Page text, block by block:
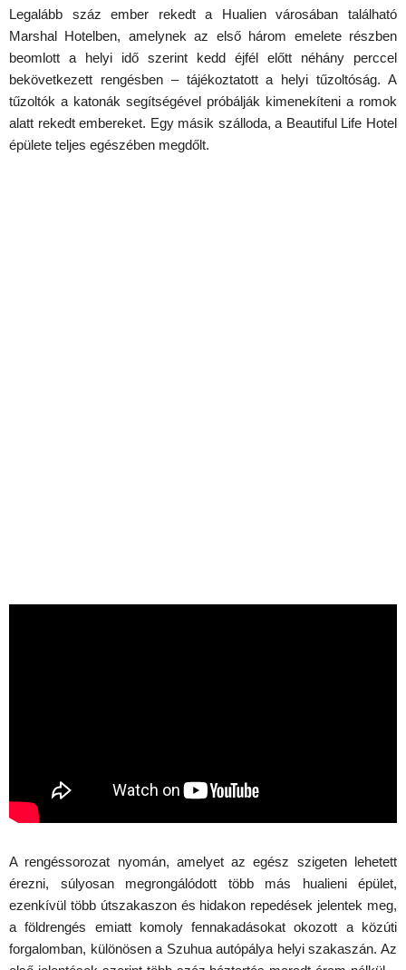
Legalább száz ember rekedt a Hualien városában található
Marshal Hotelben, amelynek az első három emelete részben
beomlott a helyi idő szerint kedd éjfél előtt néhány perccel
bekövetkezett rengésben – tájékoztatott a helyi tűzoltóság. A
tűzoltók a katonák segítségével próbálják kimenekíteni a romok
alatt rekedt embereket. Egy másik szálloda, a Beautiful Life Hotel
épülete teljes egészében megdőlt.
A rengéssorozat nyomán, amelyet az egész szigeten lehetett
érezni, súlyosan megrongálódott több más hualieni épület,
ezenkívül több útszakaszon és hidakon repedések jelentek meg,
a földrengés emiatt komoly fennakadásokat okozott a közúti
forgalomban, különösen a Szuhua autópálya helyi szakaszán. Az